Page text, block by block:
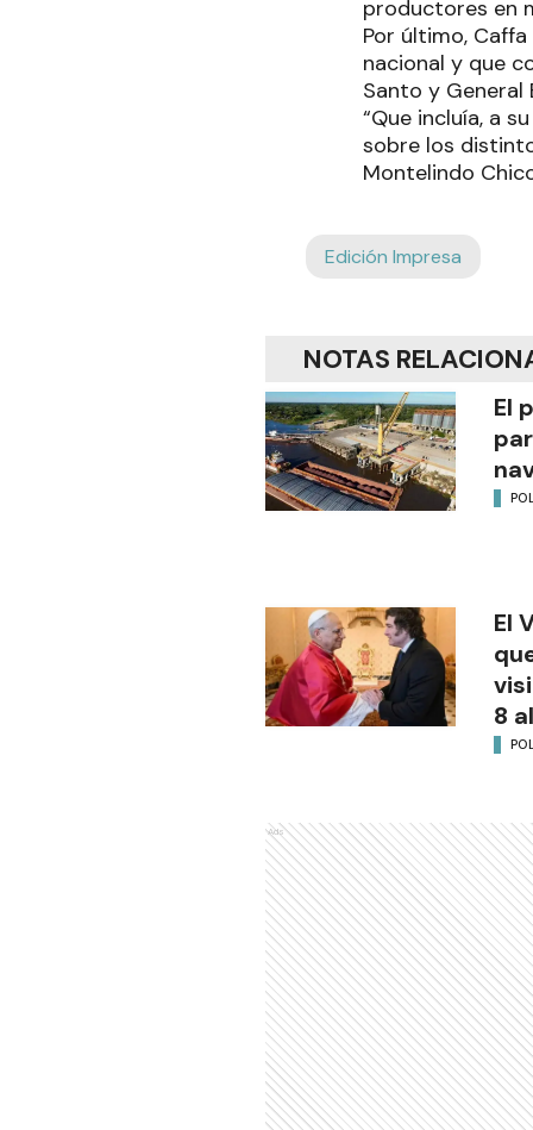
productores en
Por último,
nacional y que
Santo y General
“Que incluía, a
sobre los
Montelindo
Edición Impresa
NOTAS
El
El
8
Ads